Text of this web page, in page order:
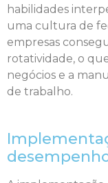
habilidades
uma cultura de
empresas
rotatividade, o
negócios e a
de trabalho.